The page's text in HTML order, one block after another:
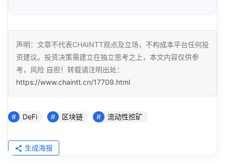
声明：文章不代表CHAINTT观点及立场，不构成本平台任何投
资建议。投资决策需建立在独立思考之上，本文内容仅供参
考，风险 自担！转载请注明出处：
https://www.chaintt.cn/17709.html
DeFi 区块链 流动性挖矿
生成海报